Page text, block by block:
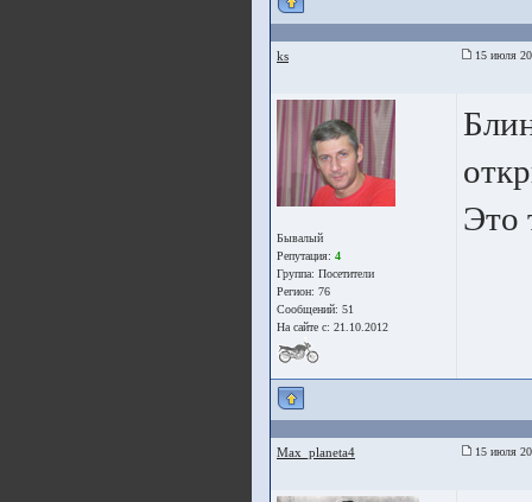
ks 15 июля
Бывалый
Репутация: 4
Группа: Посетители
Регион: 76
Сообщений: 51
На сайте с: 21.10.2012
Это
Max_planeta4 15 июля